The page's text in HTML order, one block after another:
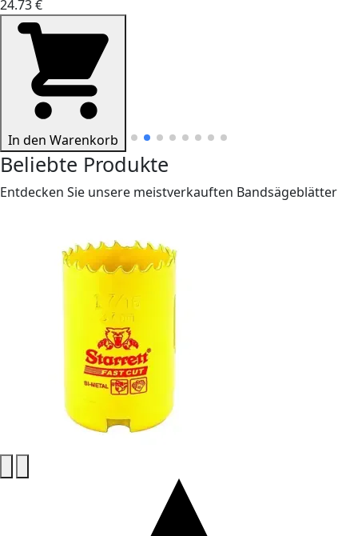
24.73 €
In den Warenkorb
Beliebte Produkte
Entdecken Sie unsere meistverkauften Bandsägeblätter